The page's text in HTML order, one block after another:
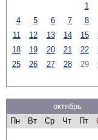
1
4
5 6 7 8
11
12 13 14 15
18
19 20 21 22
25
26 27 28 29
октябрь
Пн
Вт Ср Чт Пт